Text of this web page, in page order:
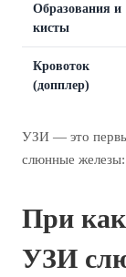
Образования и
кисты
Кровоток
(допплер)
УЗИ — это
слюнные
При
УЗИ